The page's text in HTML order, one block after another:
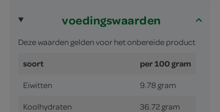
voedingswaarden
Deze waarden gelden voor het onbereide product
soort per 100 gram
Eiwitten 9.78 gram
Koolhydraten 36.72 gram